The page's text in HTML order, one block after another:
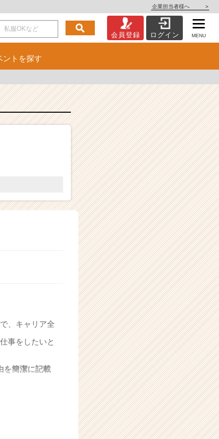
企業担当者様へ >
会員登録 ログイン MENU
ント を探す
、キャリア全
事をしたいと
を簡潔に記載